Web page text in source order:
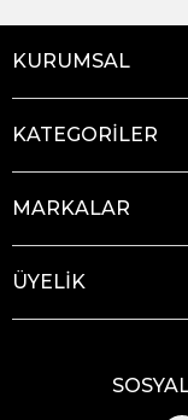
KURUMSAL
KATEGORİLER
MARKALAR
ÜYELİK